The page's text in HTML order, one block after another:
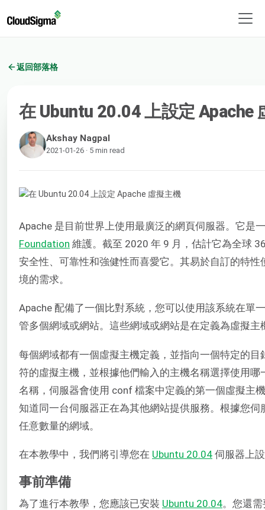
返回部落格
在 Ubuntu 20.04 上設定 Apache
Akshay Nagpal
2021-01-26 · 5 min read
Apache 是目前世界上使用最廣泛的網頁伺服器。它是
Foundation 維護。截至 2020 年 9 月，估計它為全球
安全性、可靠性和強健性而喜愛它。其易於自訂的特
境的需求。
Apache 配備了一個比對系統，您可以使用該系統在單
管多個網域或網站。這些網域或網站是在定義為虛擬主
每個網域都有一個虛擬主機定義，並指向一個特定的
符的虛擬主機，並根據他們輸入的主機名稱選擇使用
名稱，伺服器會使用 conf 檔案中定義的第一個虛擬主
知道同一台伺服器正在為其他網站提供服務。根據您
任意數量的網域。
在本教學中，我們將引導您在 Ubuntu 20.04 伺服器上
事前準備
為了進行本教學，您應該已安裝 Ubuntu 20.04。您還